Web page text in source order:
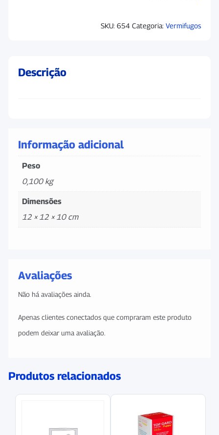
SKU: 654 Categoria: Vermifugos
Descrição
Informação adicional
Peso
0,100 kg
Dimensões
12 × 12 × 10 cm
Avaliações
Não há avaliações ainda.
Apenas clientes conectados que compraram este produto
podem deixar uma avaliação.
Produtos relacionados